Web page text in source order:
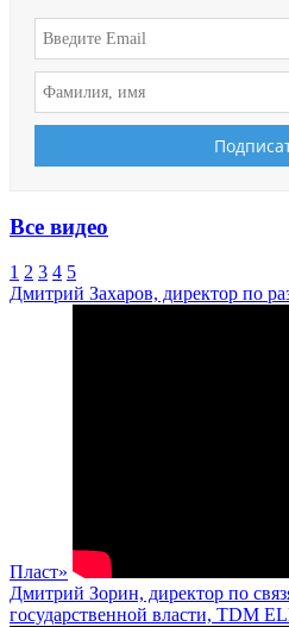
Все видео
1 2 3 4 5
Дмитрий Захаров, директор по
Пласт»
Дмитрий Зорин, директор по
государственной власти, TDM